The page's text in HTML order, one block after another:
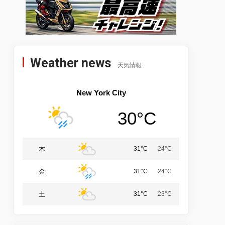
Weather news 天気情報
New York City
30°C
木 31°C 24°C
金 31°C 24°C
土 31°C 23°C